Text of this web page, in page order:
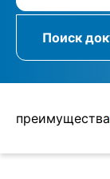
Поиск
преимущества